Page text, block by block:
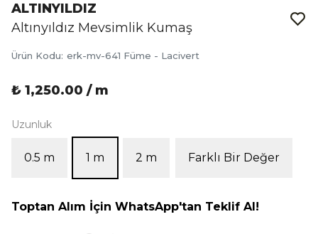
ALTINYILDIZ
Altınyıldız Mevsimlik Kumaş
Ürün Kodu: erk-mv-641 Füme - Lacivert
₺ 1,250.00 / m
Uzunluk
0.5 m 1 m 2 m Farklı Bir Değer
Toptan Alım İçin WhatsApp'tan Teklif Al!